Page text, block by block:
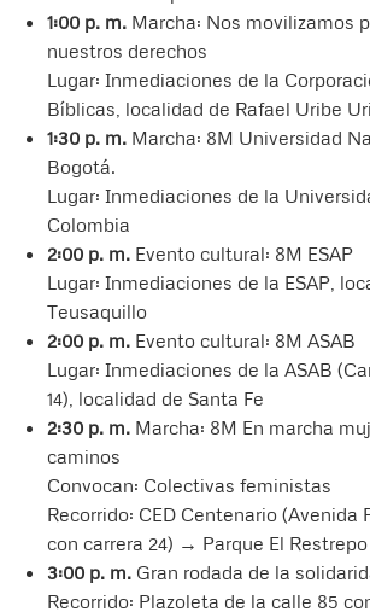
1:00 p. m. Marcha: Nos movilizamos
nuestros derechos
Lugar: Inmediaciones de la
Bíblicas, localidad de Rafael Uribe
1:30 p. m. Marcha: 8M Universidad
Bogotá.
Lugar: Inmediaciones de la
Colombia
2:00 p. m. Evento cultural: 8M ESAP
Lugar: Inmediaciones de la ESAP,
Teusaquillo
2:00 p. m. Evento cultural: 8M ASAB
Lugar: Inmediaciones de la ASAB
14), localidad de Santa Fe
2:30 p. m. Marcha: 8M En marcha
caminos
Convocan: Colectivas feministas
Recorrido: CED Centenario (Avenida
con carrera 24) → Parque El Restrepo
3:00 p. m. Gran rodada de la
Recorrido: Plazoleta de la calle 85